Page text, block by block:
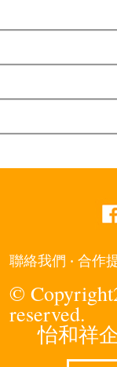
聯絡我們 ‧ 合作
©
reserved.
怡和祥企